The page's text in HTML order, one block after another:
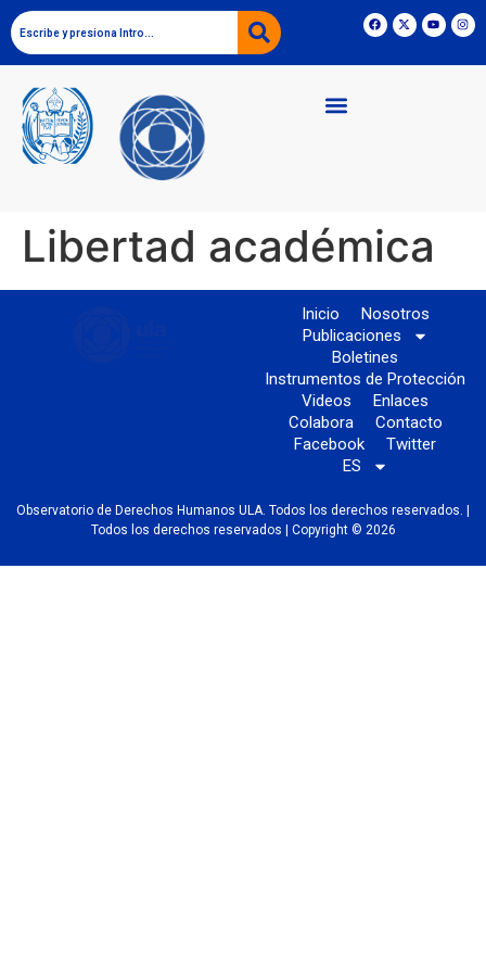
Libertad académica
Inicio
Nosotros
Publicaciones
Boletines
Instrumentos de Protección
Videos
Enlaces
Colabora
Contacto
Facebook
Twitter
ES
Observatorio de Derechos Humanos ULA. Todos los derechos reservados. |
Todos los derechos reservados | Copyright © 2026